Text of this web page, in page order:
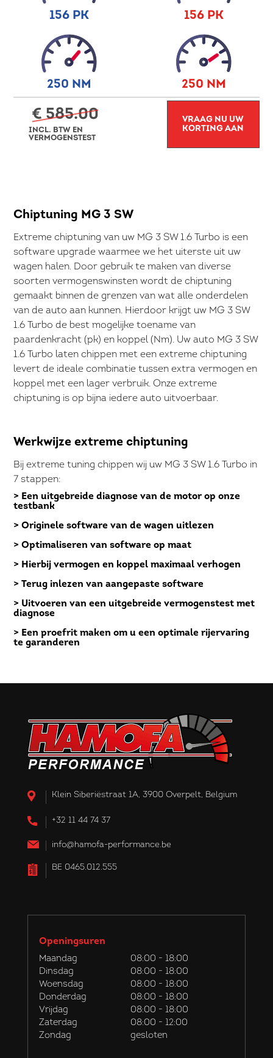
156 PK
250 NM
156 PK
250 NM
€ 585.00
INCL. BTW EN
VERMOGENSTEST
VRAAG NU UW
KORTING AAN
Chiptuning MG 3 SW
Extreme chiptuning van uw MG 3 SW 1.6 Turbo is een
software upgrade waarmee we het uiterste uit uw
wagen halen. Door gebruik te maken van diverse
soorten vermogenswinsten wordt de chiptuning
gemaakt binnen de grenzen van wat alle onderdelen
van de auto aan kunnen. Hierdoor krijgt uw MG 3 SW
1.6 Turbo de best mogelijke toename van
paardenkracht (pk) en koppel (Nm). Uw auto MG 3 SW
1.6 Turbo laten chippen met een extreme chiptuning
levert de ideale combinatie tussen extra vermogen en
koppel met een lager verbruik. Onze extreme
chiptuning is op bijna iedere auto uitvoerbaar.
Werkwijze extreme chiptuning
Bij extreme tuning chippen wij uw MG 3 SW 1.6 Turbo in
7 stappen:
> Een uitgebreide diagnose van de motor op onze
testbank
> Originele software van de wagen uitlezen
> Optimaliseren van software op maat
> Hierbij vermogen en koppel maximaal verhogen
> Terug inlezen van aangepaste software
> Uitvoeren van een uitgebreide vermogenstest met
diagnose
> Een proefrit maken om u een optimale rijervaring
te garanderen
Klein Siberiëstraat 1A, 3900 Overpelt, Belgium
+32 11 44 74 37
info@hamofa-performance.be
BE 0465.012.555
Openingsuren
Maandag
08:00 - 18:00
Dinsdag
08:00 - 18:00
Woensdag
08:00 - 18:00
Donderdag
08:00 - 18:00
Vrijdag
08:00 - 18:00
Zaterdag
08:00 - 12:00
Zondag
gesloten